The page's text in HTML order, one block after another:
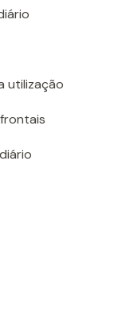
utilização